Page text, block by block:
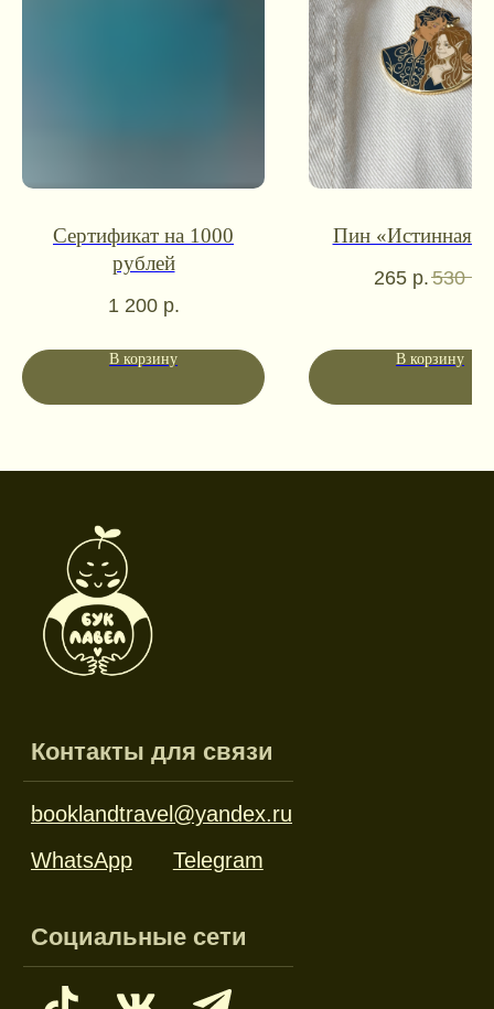
Сертификат на 1000
рублей
1 200 р.
В корзину
Пин «Истинная
265 р.530 р.
В корзину
Закладки
Открытки
Стикеры
Стенды
Ликвидация
Тканевые изделия
Гирлянды
ИП Колокольникова Алена
Публичная оферта
Оплата и доставка
Пн-пт: 10:00-18:00
Режим работы
Социальные сети